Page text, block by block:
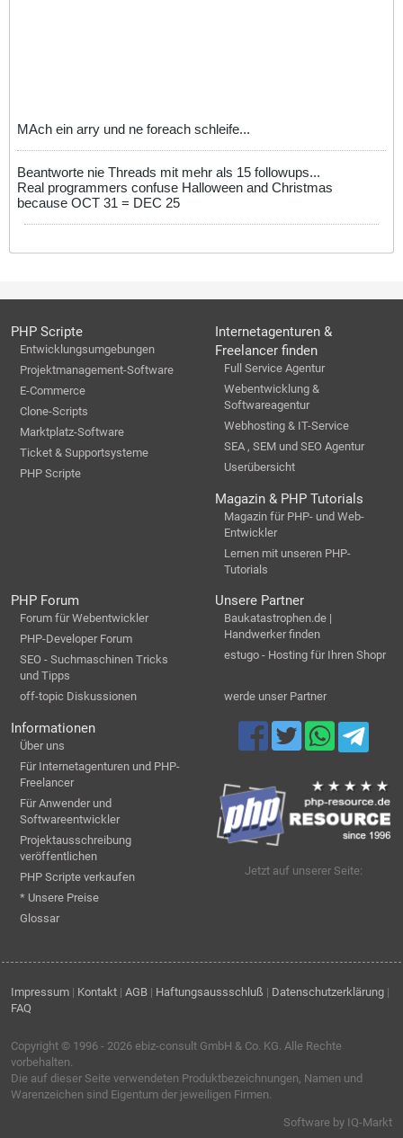
MAch ein arry und ne foreach schleife...
Beantworte nie Threads mit mehr als 15 followups...
Real programmers confuse Halloween and Christmas
because OCT 31 = DEC 25
PHP Scripte
Entwicklungsumgebungen
Projektmanagement-Software
E-Commerce
Clone-Scripts
Marktplatz-Software
Ticket & Supportsysteme
PHP Scripte
Internetagenturen &
Freelancer finden
Full Service Agentur
Webentwicklung &
Softwareagentur
Webhosting & IT-Service
SEA , SEM und SEO Agentur
Userübersicht
Magazin & PHP Tutorials
Magazin für PHP- und Web-
Entwickler
Lernen mit unseren PHP-
Tutorials
PHP Forum
Forum für Webentwickler
PHP-Developer Forum
SEO - Suchmaschinen Tricks
und Tipps
off-topic Diskussionen
Unsere Partner
Baukatastrophen.de |
Handwerker finden
estugo - Hosting für Ihren Shopr
werde unser Partner
Informationen
Über uns
Für Internetagenturen und PHP-
Freelancer
Für Anwender und
Softwareentwickler
Projektausschreibung
veröffentlichen
PHP Scripte verkaufen
* Unsere Preise
Glossar
Jetzt auf unserer Seite:
Impressum | Kontakt | AGB | Haftungsaussschluß | Datenschutzerklärung |
FAQ
Copyright © 1996 - 2026 ebiz-consult GmbH & Co. KG. Alle Rechte
vorbehalten.
Die auf dieser Seite verwendeten Produktbezeichnungen, Namen und
Warenzeichen sind Eigentum der jeweiligen Firmen.
Software by IQ-Markt